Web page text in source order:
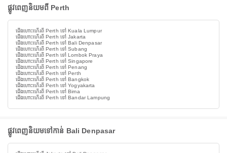
ផ្លូវពេញនិយមពី Perth
ជើងហោះហើរពី Perth ទៅ Kuala Lumpur
ជើងហោះហើរពី Perth ទៅ Jakarta
ជើងហោះហើរពី Perth ទៅ Bali Denpasar
ជើងហោះហើរពី Perth ទៅ Subang
ជើងហោះហើរពី Perth ទៅ Lombok Praya
ជើងហោះហើរពី Perth ទៅ Singapore
ជើងហោះហើរពី Perth ទៅ Penang
ជើងហោះហើរពី Perth ទៅ Perth
ជើងហោះហើរពី Perth ទៅ Bangkok
ជើងហោះហើរពី Perth ទៅ Yogyakarta
ជើងហោះហើរពី Perth ទៅ Bima
ជើងហោះហើរពី Perth ទៅ Bandar Lampung
ផ្លូវពេញនិយមទៅកាន់ Bali Denpasar